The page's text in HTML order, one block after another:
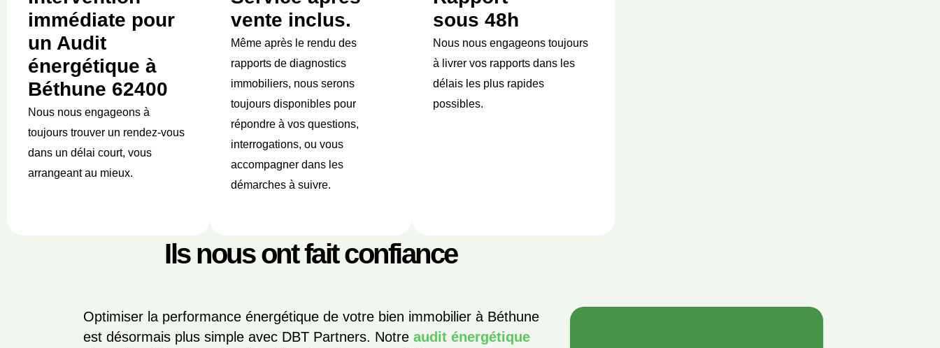
immédiate pour
un Audit
énergétique à
Béthune 62400
Nous nous engageons à
toujours trouver un rendez-vous
dans un délai court, vous
arrangeant au mieux.
vente inclus.
Même après le rendu des
rapports de diagnostics
immobiliers, nous serons
toujours disponibles pour
répondre à vos questions,
interrogations, ou vous
accompagner dans les
démarches à suivre.
sous 48h
Nous nous engageons toujours
à livrer vos rapports dans les
délais les plus rapides
possibles.
Ils nous ont fait confiance
Optimiser la performance énergétique de votre bien immobilier à Béthune
est désormais plus simple avec DBT Partners. Notreaudit énergétique